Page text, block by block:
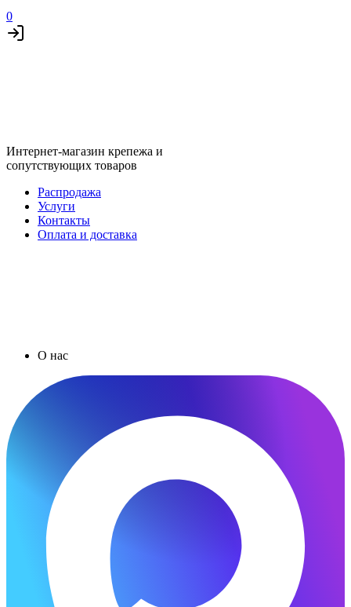
0
Интернет-магазин крепежа и
сопутствующих товаров
Распродажа
Услуги
Контакты
Оплата и доставка
О нас